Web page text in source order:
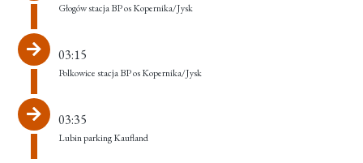
Głogów stacja BP os Kopernika/Jysk
03:15
Polkowice stacja BP os Kopernika/Jysk
03:35
Lubin parking Kaufland